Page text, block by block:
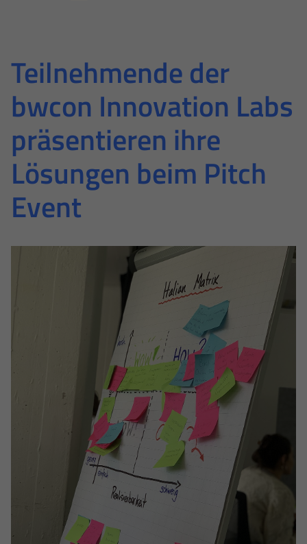
Teilnehmende der
bwcon Innovation Labs
präsentieren ihre
Lösungen beim Pitch
Event